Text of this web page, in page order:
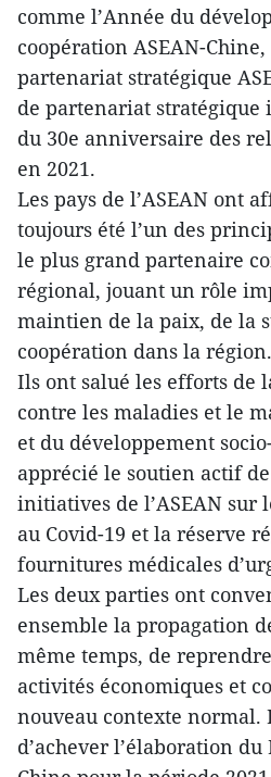
comme l’Année du
coopération ASEAN-
partenariat stratégique
de partenariat stratégique
du 30e anniversaire des
en 2021.
Les pays de l’ASEAN ont
toujours été l’un des
le plus grand partenaire
régional, jouant un rôle
maintien de la paix, de la
coopération dans la région.
Ils ont salué les efforts de
contre les maladies et le
et du développement
apprécié le soutien actif
initiatives de l’ASEAN sur
au Covid-19 et la réserve
fournitures médicales
Les deux parties ont
ensemble la propagation
même temps, de
activités économiques et
nouveau contexte
d’achever l’élaboration du